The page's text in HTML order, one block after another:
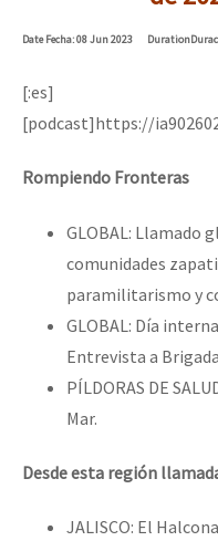
DateFecha: 08 Jun 2023 Duration
[:es]
[podcast]https://
Rompiendo Fronteras
GLOBAL: Llamado
comunidades
paramilitarismo y
GLOBAL: Día
Entrevista a
PÍLDORAS DE
Mar.
Desde esta región
JALISCO: El